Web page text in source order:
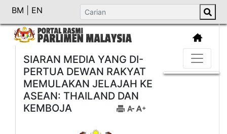
BM EN
SIARAN MEDIA YANG DI-
PERTUA DEWAN RAKYAT
MEMULAKAN JELAJAH KE
ASEAN: THAILAND DAN
KEMBOJA